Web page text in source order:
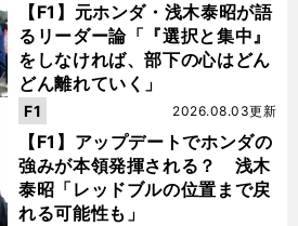
【F1】元ホンダ・浅木泰昭が語
るリーダー論「『選択と集中』
をしなければ、部下の心はどん
どん離れていく」
【F1】アップデートでホンダの
強みが本領発揮される？ 浅木
泰昭「レッドブルの位置まで戻
れる可能性も」
2026.08.03更新
F1